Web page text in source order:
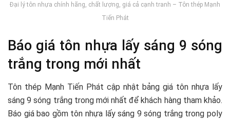
Đại lý tôn nhựa chính hãng, chất lượng, giá cả cạnh tranh – Tôn thép Mạnh
Tiến Phát
Báo giá tôn nhựa lấy sáng 9 sóng
trắng trong mới nhất
Tôn thép Mạnh Tiến Phát cập nhật bảng giá tôn nhựa lấy
sáng 9 sóng trắng trong mới nhất để khách hàng tham khảo.
Báo giá bao gồm tôn nhựa lấy sáng 9 sóng trắng trong poly